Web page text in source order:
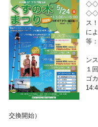
ス
に
等
ン
１
ゴ
交換開始）